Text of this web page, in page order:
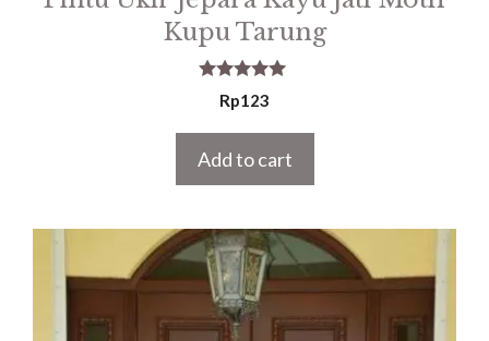
Kupu Tarung
5.00
out of 5
Rp123
Add to cart